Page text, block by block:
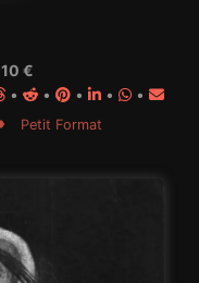
10 €
• • • • •
Petit Format